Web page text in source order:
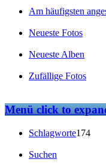
Am häufigsten
Neueste Fotos
Neueste Alben
Zufällige Fotos
Menüclick to
Schlagworte174
Suchen